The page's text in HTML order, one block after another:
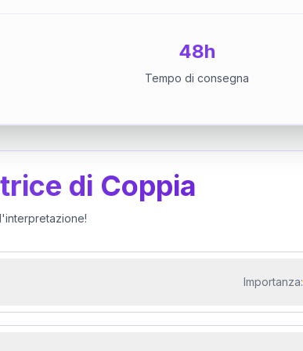
48h
Tempo di consegna
di Coppia
Importanza: